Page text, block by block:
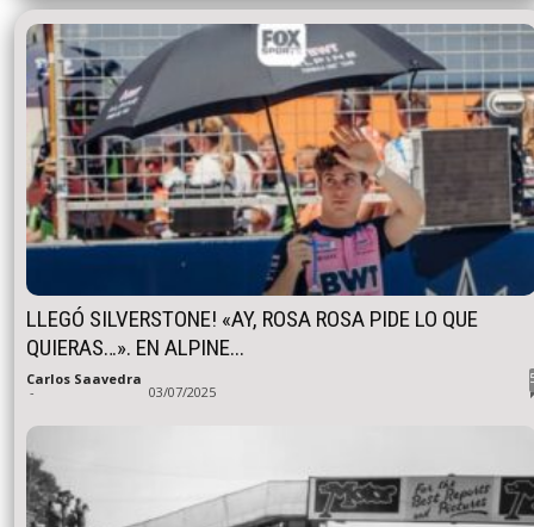
LLEGÓ SILVERSTONE! «AY, ROSA ROSA PIDE LO QUE
QUIERAS…». EN ALPINE...
Carlos Saavedra
- 03/07/2025